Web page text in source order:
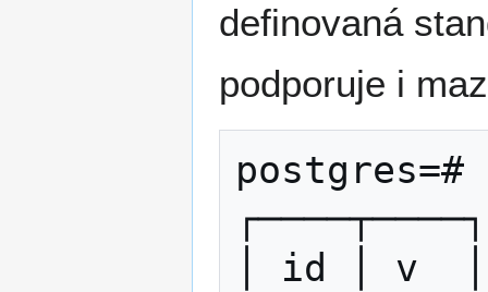
definovaná
podporuje i
postgres=#
┌────┬────┐
│ id │ v  │